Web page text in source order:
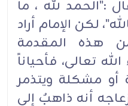
:"الحمد لله ، ما
لكن الإمام أراد
هذه المقدمة
تعالى، فأحياناً
أو مشكلة ويتذمر
أنه ذاهبٌ إلى